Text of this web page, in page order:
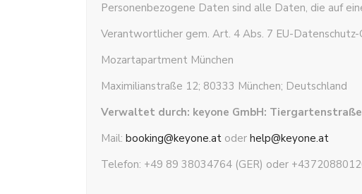
Personenbezogene Daten sind alle Daten, die auf
Verantwortlicher gem. Art. 4 Abs. 7 EU-Datenschutz-
Mozartapartment München
Maximilianstraße 12; 80333 München; Deutschland
Verwaltet durch: keyone GmbH: Tiergartenstraße
Mail: booking@keyone.at oder help@keyone.at
Telefon: +49 89 38034764 (GER) oder